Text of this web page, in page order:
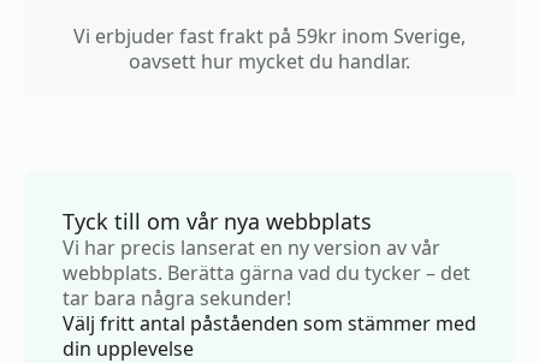
Vi erbjuder fast frakt på 59kr inom Sverige,
oavsett hur mycket du handlar.
Tyck till om vår nya webbplats
Vi har precis lanserat en ny version av vår
webbplats. Berätta gärna vad du tycker – det
tar bara några sekunder!
Välj fritt antal påståenden som stämmer med
din upplevelse